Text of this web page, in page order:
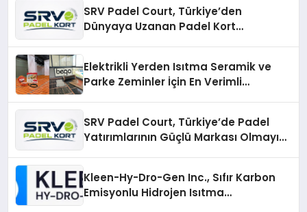
SRV Padel Court, Türkiye’den
Dünyaya Uzanan Padel Kort
Elektrikli Yerden Isıtma Seramik ve
Parke Zeminler İçin En Verimli
SRV Padel Court, Türkiye’de Padel
Yatırımlarının Güçlü Markası Olmayı
Kleen-Hy-Dro-Gen Inc., Sıfır Karbon
Emisyonlu Hidrojen Isıtma